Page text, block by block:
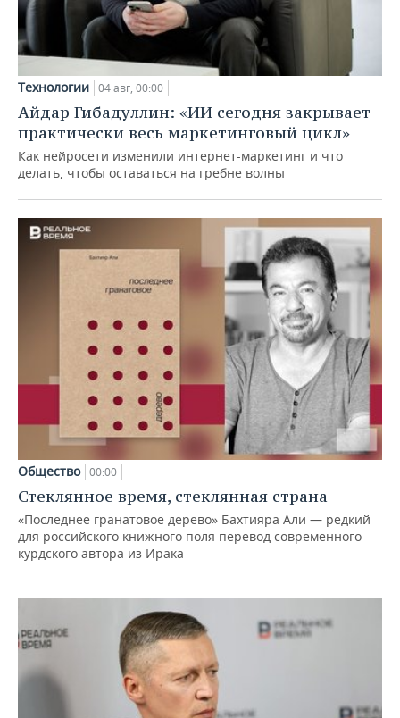
Технологии 04 авг, 00:00
Айдар Гибадуллин: «ИИ сегодня закрывает
практически весь маркетинговый цикл»
Как нейросети изменили интернет-маркетинг и что
делать, чтобы оставаться на гребне волны
Общество 00:00
Стеклянное время, стеклянная страна
«Последнее гранатовое дерево» Бахтияра Али — редкий
для российского книжного поля перевод современного
курдского автора из Ирака